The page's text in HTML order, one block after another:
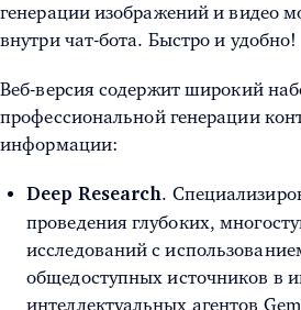
генерации изображений и видео
внутри чат-бота. Быстро и удобно!
Веб-версия содержит широкий
профессиональной генерации
информации:
Deep Research.
проведения глубоких,
исследований с
общедоступных источников в
интеллектуальных агентов